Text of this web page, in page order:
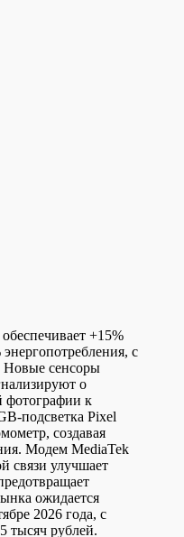
+15%
с
сенсоры
о
фотографии к
подсветка Pixel
создавая
Модем MediaTek
связи улучшает
ожидается
2026 года, с
тысяч рублей.